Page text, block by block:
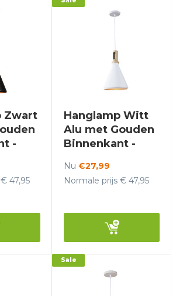
Zwart
-
47,95
Hanglamp Witt
Alu met Gouden
Binnenkant -
Nu €27,99
Normale prijs € 47,95
Sale